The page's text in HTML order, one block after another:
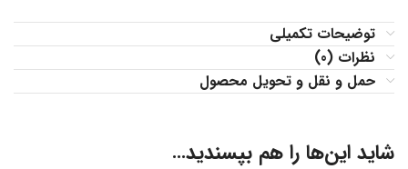
توضیحات تکمیلی
نظرات (0)
حمل و نقل و تحویل محصول
شاید این‌ها را هم بپسندید…